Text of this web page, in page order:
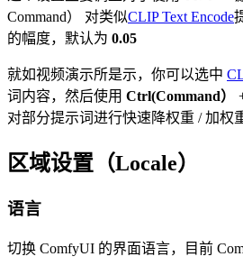
Command） 对类似CLIP Text Encode
的幅度，默认为 0.05
就如视频演示所是示，你可以选中
词内容，然后使用 Ctrl(Command）
对部分提示词进行快速降权重 / 加权
区域设置（Locale）
语言
切换 ComfyUI 的界面语言，目前